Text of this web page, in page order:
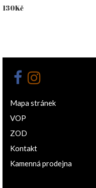
130Kč
Mapa stránek
VOP
ZOD
Kontakt
Kamenná prodejna